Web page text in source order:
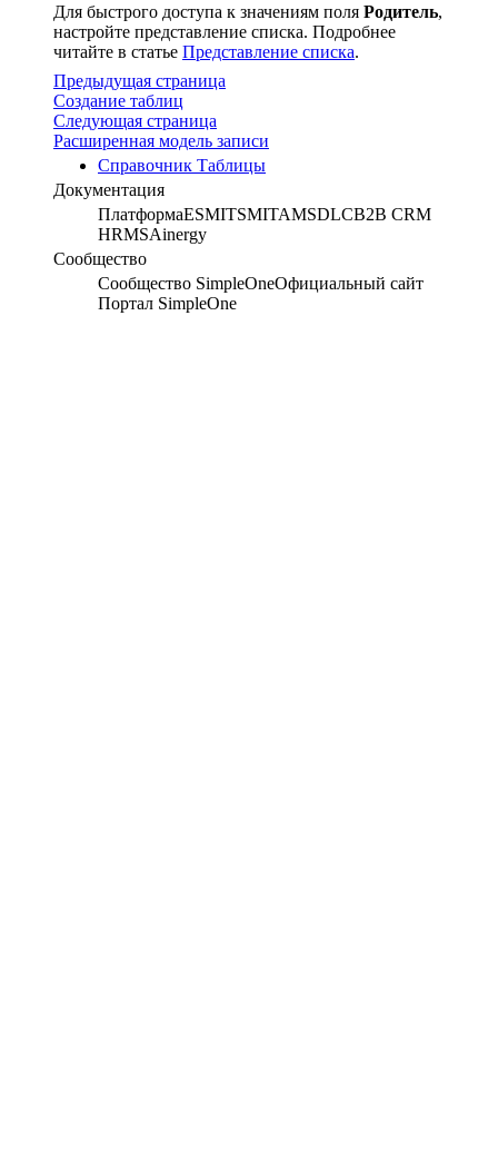
Для быстрого доступа к значениям поля Родитель,
настройте представление списка. Подробнее
читайте в статье Представление списка.
Предыдущая страница
Создание таблиц
Следующая страница
Расширенная модель записи
Справочник Таблицы
Документация
ПлатформаESMITSMITAMSDLCB2B CRM
HRMSAinergy
Сообщество
Сообщество SimpleOneОфициальный сайт
Портал SimpleOne